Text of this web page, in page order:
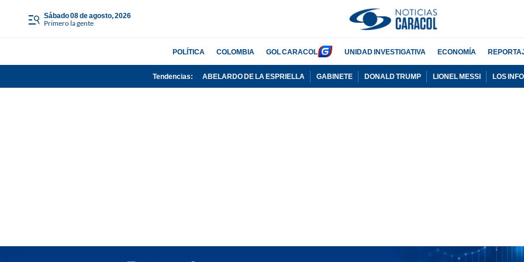
sábado 08 de agosto, 2026
Primero la gente
POLÍTICA COLOMBIA GOL CARACOL UNIDAD INVESTIGATIVA ECONOMÍA
Tendencias: ABELARDO DE LA ESPRIELLA GABINETE DONALD TRUMP LIONEL MESSI LOS